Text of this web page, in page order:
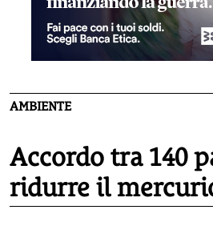
AMBIENTE
Accordo tra 140
ridurre il